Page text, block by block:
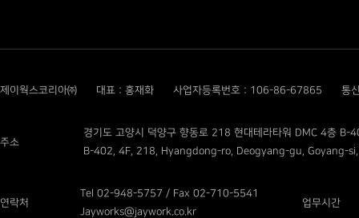
제이웍스코리아㈜ 대표 : 홍재화 사업자등록번호 : 106-86-67865 통
주소
경기도 고양시 덕양구 향동로 218 현대테라타워 DMC 4층 B-
B-402, 4F, 218, Hyangdong-ro, Deogyang-gu, Goyang-
연락처
Tel 02-948-5757 / Fax 02-710-5541
Jayworks@jaywork.co.kr
업무시간